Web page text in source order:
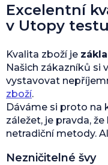
Excelentní
v Utopy
Kvalita zboží je
Našich zákazníků si
vystavovat
zboží.
Dáváme si proto na
záležet, je pravda,
netradiční metody.
Nezničitelné švy